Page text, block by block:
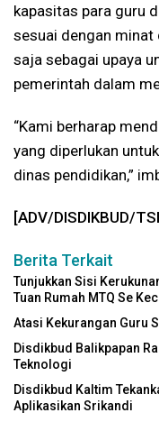
kapasitas para guru
sesuai dengan minat
saja sebagai upaya
pemerintah dalam
“Kami berharap
yang diperlukan
dinas pendidikan,”
[ADV/DISDIKBUD/
Berita Terkait
Tunjukkan Sisi
Tuan Rumah MTQ Se
Atasi Kekurangan Guru
Disdikbud Balikpapan
Teknologi
Disdikbud Kaltim
Aplikasikan Srikandi